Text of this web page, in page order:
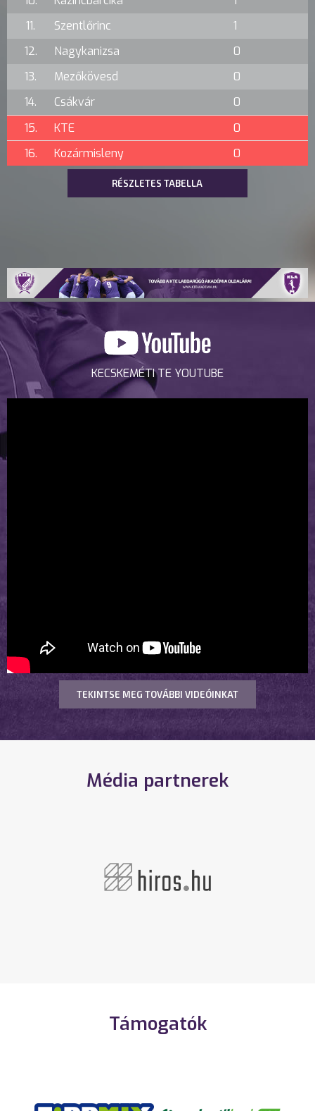
11.
Szentlőrinc
1
12.
Nagykanizsa
0
13.
Mezőkövesd
0
14.
Csákvár
0
15.
KTE
0
16.
Kozármisleny 0
RÉSZLETES TABELLA
KECSKEMÉTI TE YOUTUBE
TEKINTSE MEG TOVÁBBI VIDEÓINKAT
Média partnerek
Támogatók